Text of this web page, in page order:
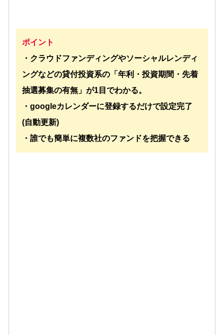
ポイント
・クラウドファンディングやソーシャルレンディ
ングなどの貸付投資系の「年利・投資期間・先着
抽選募集の有無」が1目でわかる。
・googleカレンダーに登録するだけで設定完了
(自動更新)
・誰でも簡単に複数社のファンドを把握できる